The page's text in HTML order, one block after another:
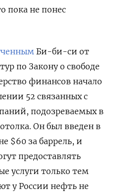
пока не понес
Би-би-си от
по Закону о свободе
финансов начало
52 связанных с
подозреваемых в
Он был введен в
$60 за баррель, и
предоставлять
услуги только тем
у России нефть не